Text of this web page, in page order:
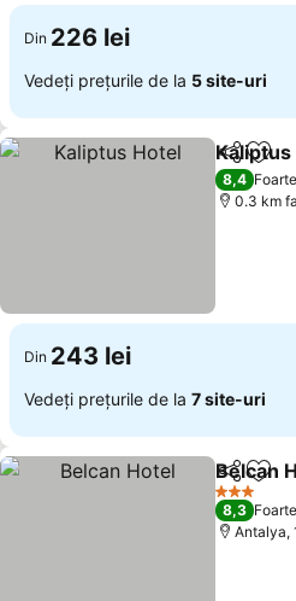
Din 226 lei
Vedeți prețurile de la 5 site-uri
Distribuiți
8,4
0.3 km
Din 243 lei
Vedeți prețurile de la 7 site-uri
Distribuiți
Belcan
3 Stele
8,3
Antalya,